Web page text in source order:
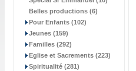
Belles productions (6)
Pour Enfants (102)
Jeunes (159)
Familles (292)
Eglise et Sacrements (223)
Spiritualité (281)